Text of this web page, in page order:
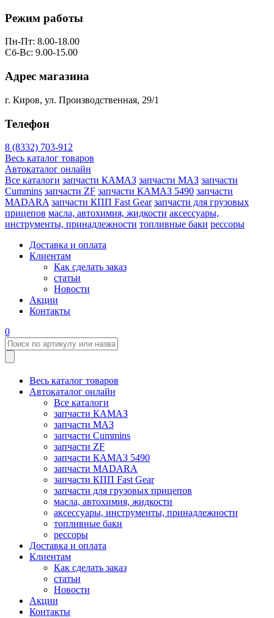
Режим работы
Пн-Пт: 8.00-18.00
Сб-Вс: 9.00-15.00
Адрес магазина
г. Киров, ул. Производственная, 29/1
Телефон
8 (8332) 703-912
Весь каталог товаров
Автокаталог онлайн
Все каталоги запчасти КАМАЗ запчасти МАЗ запчасти
Cummins запчасти ZF запчасти КАМАЗ 5490 запчасти
MADARA запчасти КПП Fast Gear запчасти для грузовых
прицепов масла, автохимия, жидкости аксессуары,
инструменты, принадлежности топливные баки рессоры
Доставка и оплата
Клиентам
Как сделать заказ
статьи
Новости
Акции
Контакты
0
Весь каталог товаров
Автокаталог онлайн
Все каталоги
запчасти КАМАЗ
запчасти МАЗ
запчасти Cummins
запчасти ZF
запчасти КАМАЗ 5490
запчасти MADARA
запчасти КПП Fast Gear
запчасти для грузовых прицепов
масла, автохимия, жидкости
аксессуары, инструменты, принадлежности
топливные баки
рессоры
Доставка и оплата
Клиентам
Как сделать заказ
статьи
Новости
Акции
Контакты